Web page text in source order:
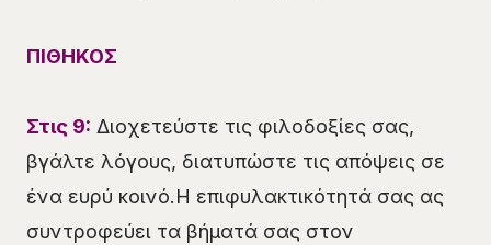
ΠΙΘΗΚΟΣ
Στις 9: Διοχετεύστε τις φιλοδοξίες σας,
βγάλτε λόγους, διατυπώστε τις απόψεις σε
ένα ευρύ κοινό.Η επιφυλακτικότητά σας ας
συντροφεύει τα βήματά σας στον